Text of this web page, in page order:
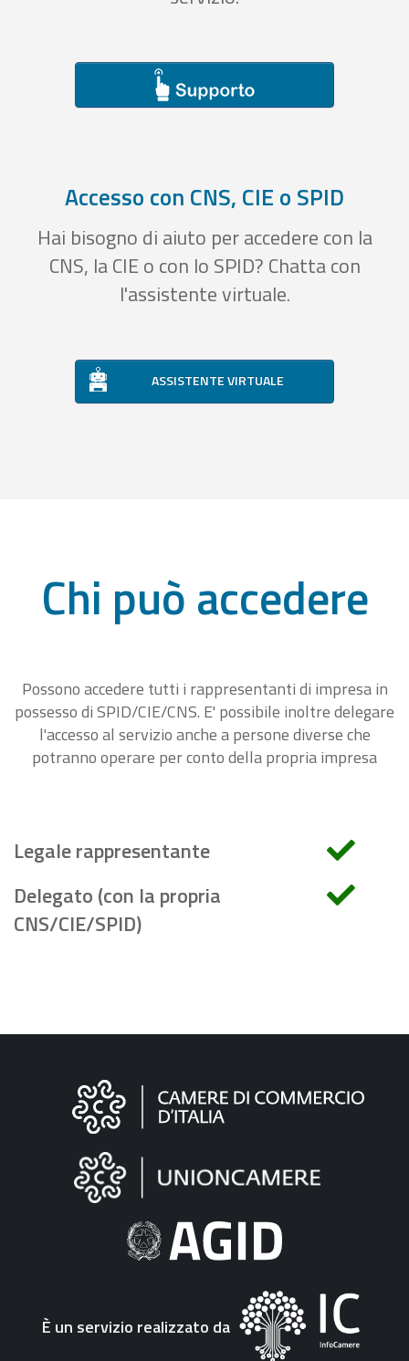
Accesso con CNS, CIE o SPID
Hai bisogno di aiuto per accedere con la
CNS, la CIE o con lo SPID? Chatta con
l'assistente virtuale.
ASSISTENTE VIRTUALE
Chi può accedere
Possono accedere tutti i rappresentanti di impresa in
possesso di SPID/CIE/CNS. E' possibile inoltre delegare
l'accesso al servizio anche a persone diverse che
potranno operare per conto della propria impresa
Legale rappresentante
Delegato (con la propria
CNS/CIE/SPID)
Informazioni
"Fattura
Elettronica"
È un servizio realizzato da